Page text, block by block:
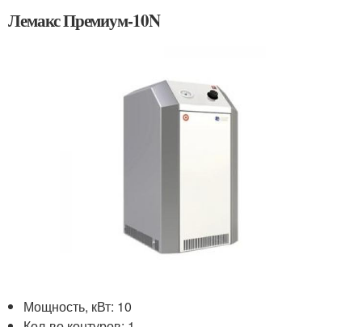
Лемакс Премиум-10N
Мощность, кВт: 10